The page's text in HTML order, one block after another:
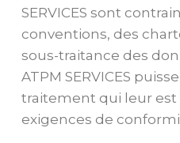
SERVICES sont
conventions, des
sous-traitance des
ATPM SERVICES
traitement qui leur est
exigences de